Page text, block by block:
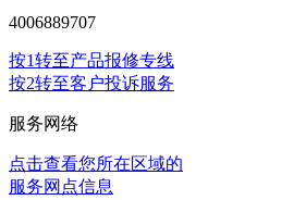
4006889707
按1转至产品报修专线
按2转至客户投诉服务
服务网络
点击查看您所在区域的
服务网点信息